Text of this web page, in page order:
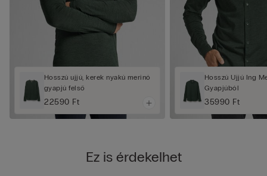
Hosszú ujjú, kerek nyakú merinó
gyapjú felső
22590 Ft
Hosszú Ujjú Ing
Gyapjúból
35990 Ft
Ez is érdekelhet